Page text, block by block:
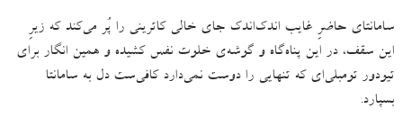
سامانتای حاضرِ غایب اندک‌اندک جای خالی کاترینی را پُر می‌‌کند که زیرِ
این سقف، در این پناه‌گاه و گوشه‌ی خلوت نفس کشیده و همین انگار برای
تیودور تومبلی‌ای که تنهایی را دوست نمی‌دارد کافی‌ست دل به سامانتا
بسپارد.